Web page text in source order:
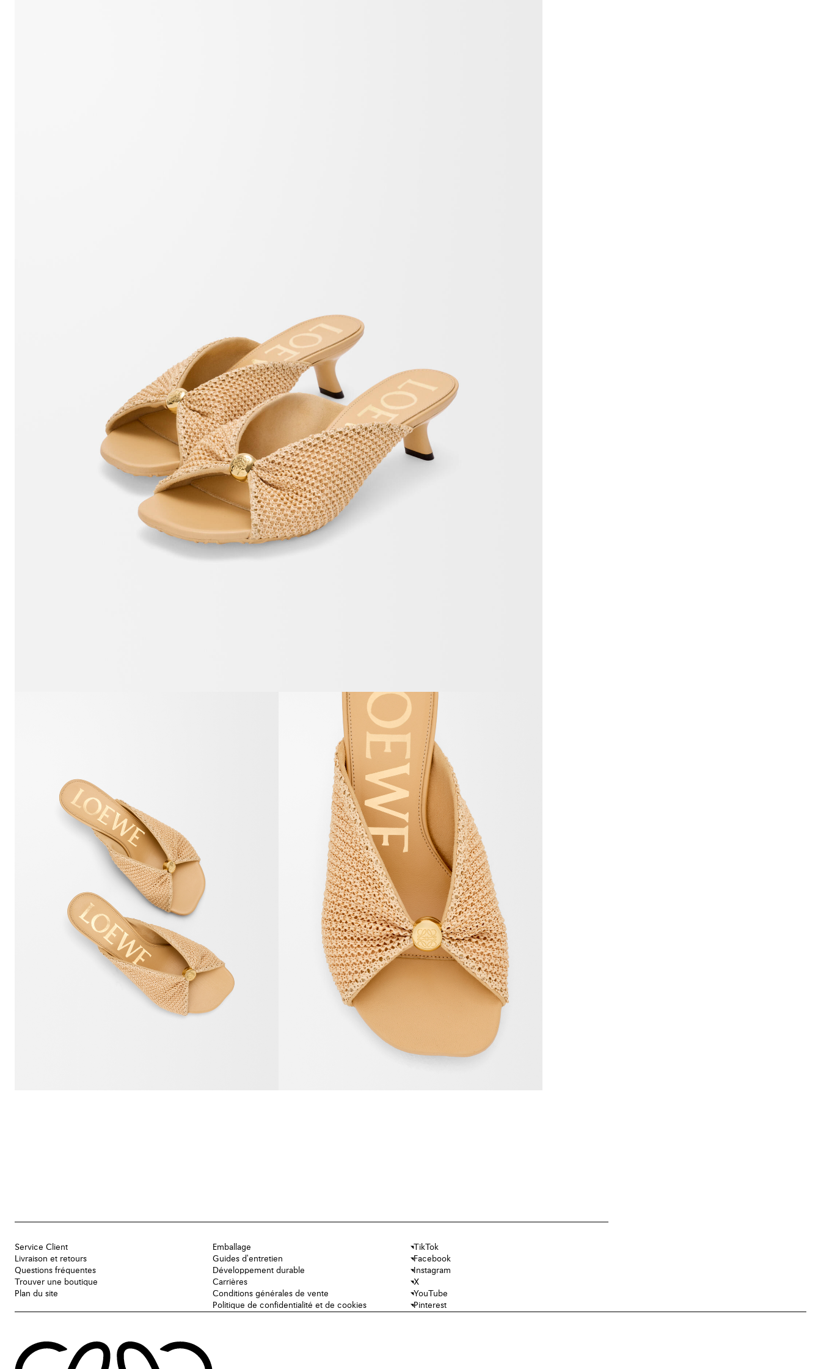
Service Client
Livraison et retours
Questions fréquentes
Trouver une boutique
Plan du site
Emballage
Guides d'entretien
Développement durable
Carrières
Conditions générales de vente
Politique de confidentialité et de cookies
TikTok
Facebook
Instagram
X
YouTube
Pinterest